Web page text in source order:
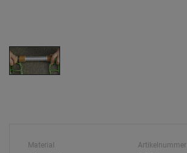
Material Artikelnummer